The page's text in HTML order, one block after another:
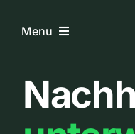
InhaltMenu
Home
Über uns